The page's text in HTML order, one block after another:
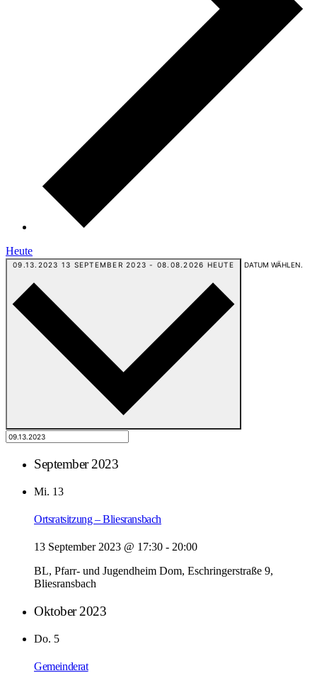
Heute
09.13.2023 13 SEPTEMBER 2023- 08.08.2026 HEUTE DATUM WÄHLEN.
September 2023
Mi. 13
Ortsratsitzung – Bliesransbach
13 September 2023 @ 17:30 - 20:00
BL, Pfarr- und Jugendheim Dom, Eschringerstraße 9,
Bliesransbach
Oktober 2023
Do. 5
Gemeinderat